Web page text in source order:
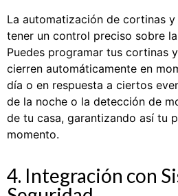
La automatización de cortinas
tener un control preciso sobre
Puedes programar tus cortinas
cierren automáticamente en
día o en respuesta a ciertos
de la noche o la detección de
de tu casa, garantizando así tu
momento.
4. Integración con